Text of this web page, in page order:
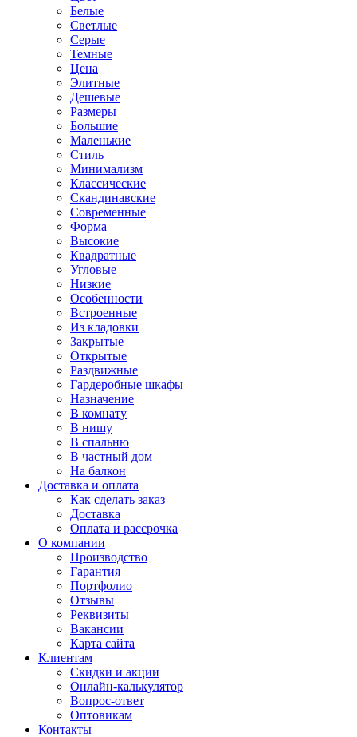
Белые
Светлые
Серые
Темные
Цена
Элитные
Дешевые
Размеры
Большие
Маленькие
Стиль
Минимализм
Классические
Скандинавские
Современные
Форма
Высокие
Квадратные
Угловые
Низкие
Особенности
Встроенные
Из кладовки
Закрытые
Открытые
Раздвижные
Гардеробные шкафы
Назначение
В комнату
В нишу
В спальню
В частный дом
На балкон
Доставка и оплата
Как сделать заказ
Доставка
Оплата и рассрочка
О компании
Производство
Гарантия
Портфолио
Отзывы
Реквизиты
Вакансии
Карта сайта
Клиентам
Скидки и акции
Онлайн-калькулятор
Вопрос-ответ
Оптовикам
Контакты